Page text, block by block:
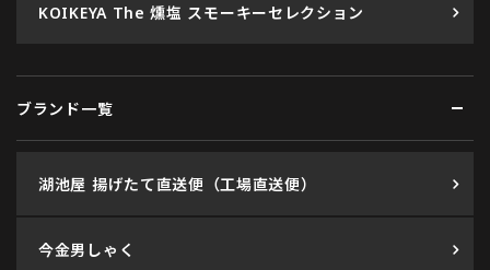
KOIKEYA The 燻塩 スモーキーセレクション
ブランド一覧
湖池屋 揚げたて直送便（工場直送便）
今金男しゃく